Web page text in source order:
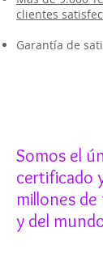
clientes
Garantía de
Somos el
certificado
millones de
y del